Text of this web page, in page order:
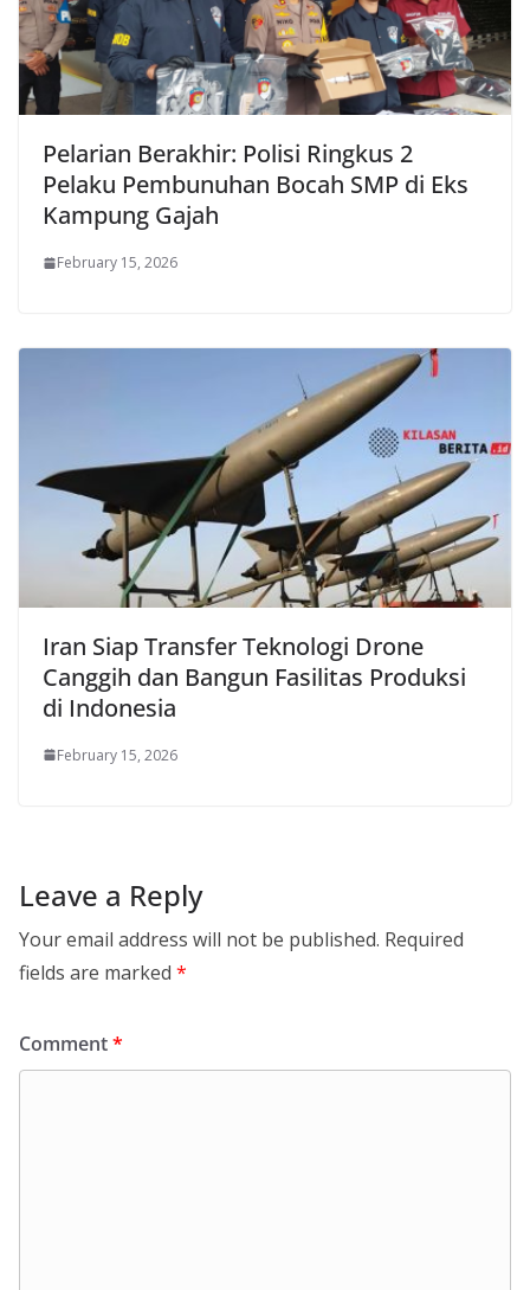
Pelarian Berakhir: Polisi Ringkus 2
Pelaku Pembunuhan Bocah SMP di Eks
Kampung Gajah
February 15, 2026
Iran Siap Transfer Teknologi Drone
Canggih dan Bangun Fasilitas Produksi
di Indonesia
February 15, 2026
Leave a Reply
Your email address will not be published. Required
fields are marked *
Comment*